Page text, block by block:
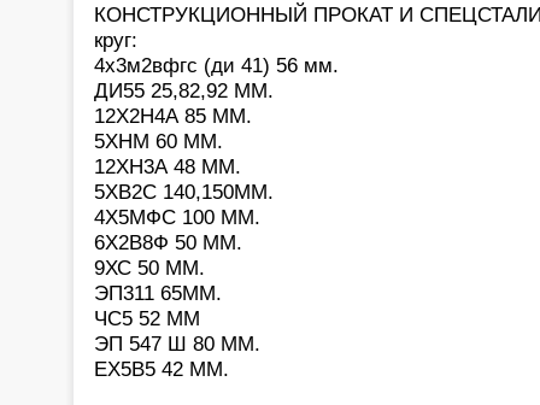
КОНСТРУКЦИОННЫЙ ПРОКАТ И
круг:
4х3м2вфгс (ди 41) 56 мм.
ДИ55 25,82,92 ММ.
12Х2Н4А 85 ММ.
5ХНМ 60 ММ.
12ХН3А 48 ММ.
5ХВ2С 140,150ММ.
4Х5МФС 100 ММ.
6Х2В8Ф 50 ММ.
9ХС 50 ММ.
ЭП311 65ММ.
ЧС5 52 ММ
ЭП 547 Ш 80 ММ.
ЕХ5В5 42 ММ.